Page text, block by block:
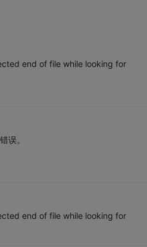
end of file while looking for
误。
end of file while looking for